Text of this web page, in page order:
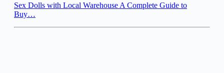
Sex Dolls with Local Warehouse A Complete Guide to
Buy…